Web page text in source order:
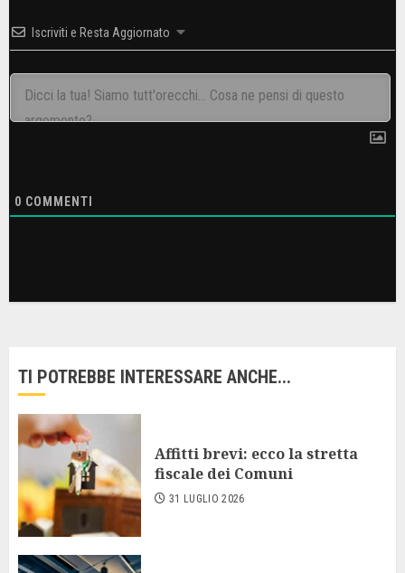
Iscriviti e Resta Aggiornato
0 COMMENTI
TI POTREBBE INTERESSARE ANCHE...
Affitti brevi: ecco la stretta
fiscale dei Comuni
31 LUGLIO 2026